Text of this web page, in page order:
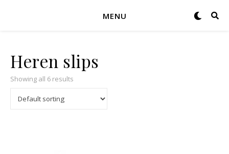
MENU
Heren slips
Showing all 6 results